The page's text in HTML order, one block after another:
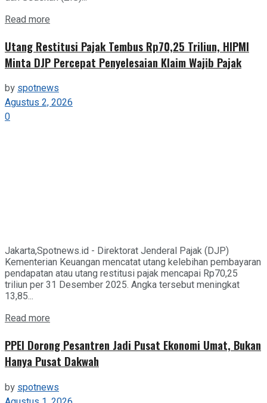
Read more
Utang Restitusi Pajak Tembus Rp70,25 Triliun, HIPMI
Minta DJP Percepat Penyelesaian Klaim Wajib Pajak
byspotnews
Agustus 2, 2026
0
Jakarta,Spotnews.id - Direktorat Jenderal Pajak (DJP)
Kementerian Keuangan mencatat utang kelebihan pembayaran
pendapatan atau utang restitusi pajak mencapai Rp70,25
triliun per 31 Desember 2025. Angka tersebut meningkat
13,85...
Read more
PPEI Dorong Pesantren Jadi Pusat Ekonomi Umat, Bukan
Hanya Pusat Dakwah
by spotnews